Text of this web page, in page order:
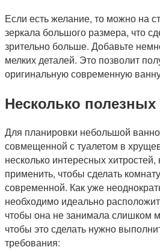
Если есть желание, то можно на
зеркала большого размера, что
зрительно больше. Добавьте
мелких деталей. Это позволит
оригинальную современную
Несколько полезных
Для планировки небольшой
совмещенной с туалетом в
несколько интересных
применить, чтобы сделать
современной. Как уже
необходимо идеально
чтобы она не занимала слишком
чтобы это сделать нужно
требования: